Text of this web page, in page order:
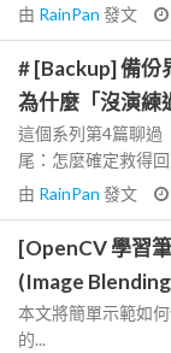
由 RainPan 發文
# [Backup] 備份
為什麼「沒演練
這個系列第4篇聊過
尾：怎麼確定救得回
由 RainPan 發文
[OpenCV 學習
(Image
本文將簡單示範如
的...